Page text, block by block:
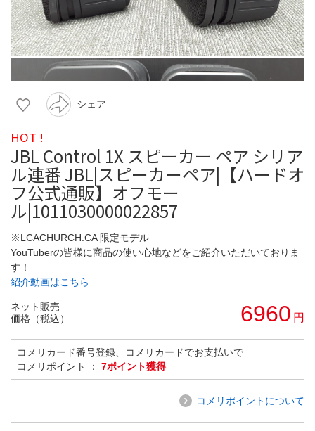
シェア
HOT !
JBL Control 1X スピーカー ペア シリア
ル連番 JBL|スピーカーペア|【ハードオ
フ公式通販】オフモー
ル|1011030000022857
※LCACHURCH.CA 限定モデル
YouTuberの皆様に商品の使い心地などをご紹介いただいておりま
す！
紹介動画はこちら
ネット販売
価格（税込）
6960 円
コメリカード番号登録、コメリカードでお支払いで
コメリポイント ： 7ポイント獲得
コメリポイントについて